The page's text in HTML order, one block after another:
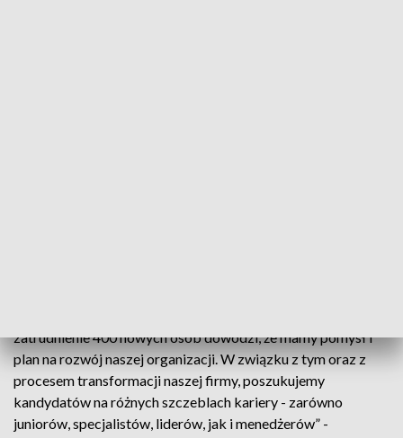
zatrudnienie 400 nowych osób dowodzi, że mamy pomysł i
plan na rozwój naszej organizacji. W związku z tym oraz z
procesem transformacji naszej firmy, poszukujemy
kandydatów na różnych szczeblach kariery - zarówno
juniorów, specjalistów, liderów, jak i menedżerów” -